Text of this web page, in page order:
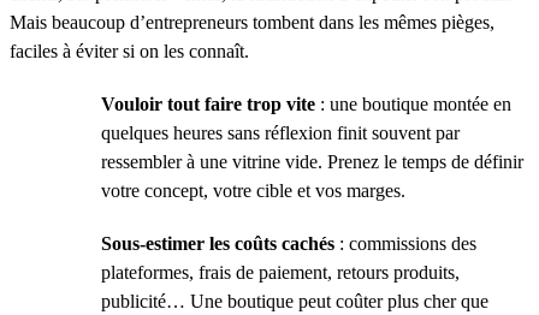
Mais beaucoup d’entrepreneurs tombent dans les mêmes pièges,
faciles à éviter si on les connaît.
Vouloir tout faire trop vite : une boutique montée en
quelques heures sans réflexion finit souvent par
ressembler à une vitrine vide. Prenez le temps de définir
votre concept, votre cible et vos marges.
Sous-estimer les coûts cachés : commissions des
plateformes, frais de paiement, retours produits,
publicité… Une boutique peut coûter plus cher que